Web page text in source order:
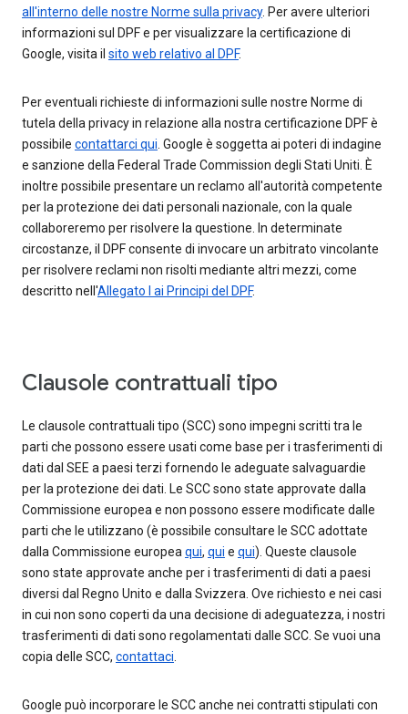
all'interno delle nostre Norme sulla privacy. Per avere ulteriori
informazioni sul DPF e per visualizzare la certificazione di
Google, visita il sito web relativo al DPF.
Per eventuali richieste di informazioni sulle nostre Norme di
tutela della privacy in relazione alla nostra certificazione DPF è
possibile contattarci qui. Google è soggetta ai poteri di indagine
e sanzione della Federal Trade Commission degli Stati Uniti. È
inoltre possibile presentare un reclamo all'autorità competente
per la protezione dei dati personali nazionale, con la quale
collaboreremo per risolvere la questione. In determinate
circostanze, il DPF consente di invocare un arbitrato vincolante
per risolvere reclami non risolti mediante altri mezzi, come
descritto nell'Allegato I ai Principi del DPF.
Clausole contrattuali tipo
Le clausole contrattuali tipo (SCC) sono impegni scritti tra le
parti che possono essere usati come base per i trasferimenti di
dati dal SEE a paesi terzi fornendo le adeguate salvaguardie
per la protezione dei dati. Le SCC sono state approvate dalla
Commissione europea e non possono essere modificate dalle
parti che le utilizzano (è possibile consultare le SCC adottate
dalla Commissione europeaqui, qui e qui). Queste clausole
sono state approvate anche per i trasferimenti di dati a paesi
diversi dal Regno Unito e dalla Svizzera. Ove richiesto e nei casi
in cui non sono coperti da una decisione di adeguatezza, i nostri
trasferimenti di dati sono regolamentati dalle SCC. Se vuoi una
copia delle SCC, contattaci.
Google può incorporare le SCC anche nei contratti stipulati con